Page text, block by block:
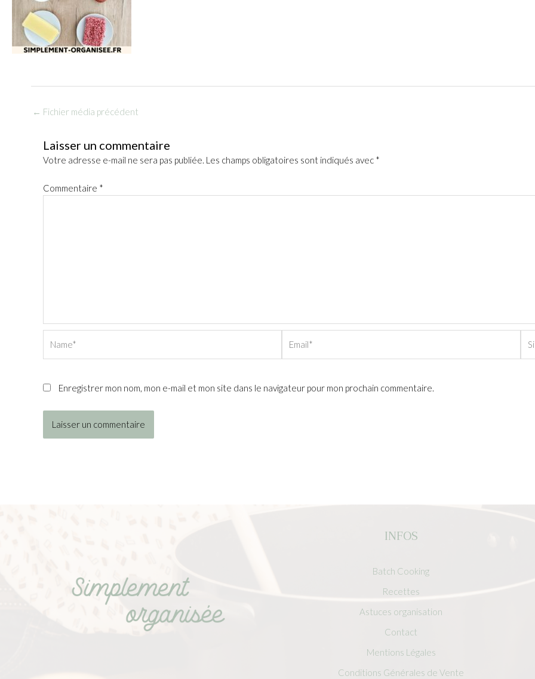
← Fichier média précédent
Laisser un commentaire
Votre adresse e-mail ne sera pas publiée. Les champs obligatoires sont indiqués avec *
Commentaire *
Enregistrer mon nom, mon e-mail et mon site dans le navigateur pour mon prochain commentaire.
INFOS
Batch Cooking
Recettes
Astuces organisation
Contact
Mentions Légales
Conditions Générales de Vente